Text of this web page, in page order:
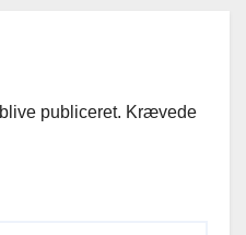
publiceret. Krævede